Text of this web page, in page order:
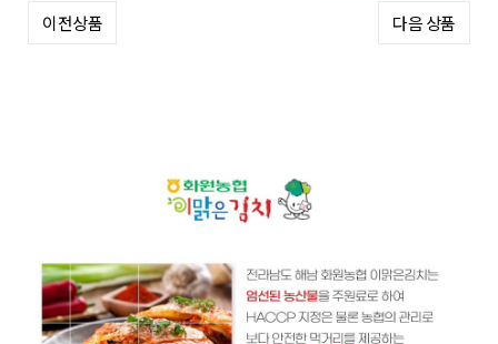
이전상품 다음 상품